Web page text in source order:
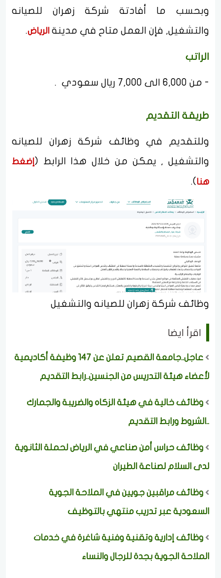
وبحسب ما أفادتة شركة زهران للصيانه
والتشغيل, فإن العمل متاح في مدينة الرياض.
الراتب
- من 6,000 الى 7,000 ريال سعودي .
طريقة التقديم
وللتقديم في وظائف شركة زهران للصيانه
والتشغيل , يمكن من خلال هذا الرابط ( إضغط
هنا).
وظائف شركة زهران للصيانه والتشغيل
اقرأ ايضا
عاجل..جامعة القصيم تعلن عن 147 وظيفة أكاديمية
لأعضاء هيئة التدريس من الجنسين..رابط التقديم
وظائف خالية في هيئة الزكاه والضريبة والجمارك
..الشروط ورابط التقديم
وظائف حراس أمن صناعي في الرياض لحملة الثانوية
لدى السلام لصناعة الطيران
وظائف مراقبين جويين في الملاحة الجوية
السعودية عبر تدريب منتهي بالتوظيف
وظائف إدارية وتقنية وفنية شاغرة في خدمات
الملاحة الجوية بجدة للرجال والنساء